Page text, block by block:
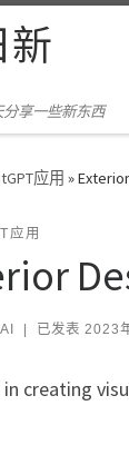
新
享一些新东西
应用 »
应用
已发表 2023
in creating